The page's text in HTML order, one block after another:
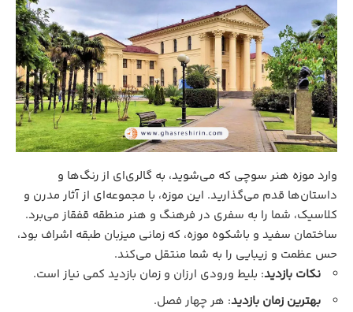
وارد موزه هنر سوچی که می‌شوید، به گالری‌ای از رنگ‌ها و
داستان‌ها قدم می‌گذارید. این موزه، با مجموعه‌ای از آثار مدرن و
کلاسیک، شما را به سفری در فرهنگ و هنر منطقه قفقاز می‌برد.
ساختمان سفید و باشکوه موزه، که زمانی میزبان طبقه اشراف بود،
حس عظمت و زیبایی را به شما منتقل می‌کند.
نکات بازدید: بلیط ورودی ارزان و زمان بازدید کمی نیاز است.
بهترین زمان بازدید: هر چهار فصل.